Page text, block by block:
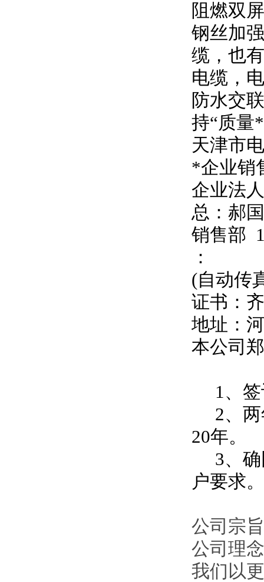
阻燃双
钢丝加
缆，也
电缆，
防水交
持“质量
天津市
*企业销
企业法
总：郝
销售部
：
(自动传
证书：
地址：
本公司
1、签
2、两
20年。
3、确
户要求。
公司宗
公司理
我们以